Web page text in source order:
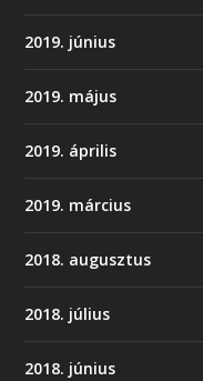
2019. június
2019. május
2019. április
2019. március
2018. augusztus
2018. július
2018. június